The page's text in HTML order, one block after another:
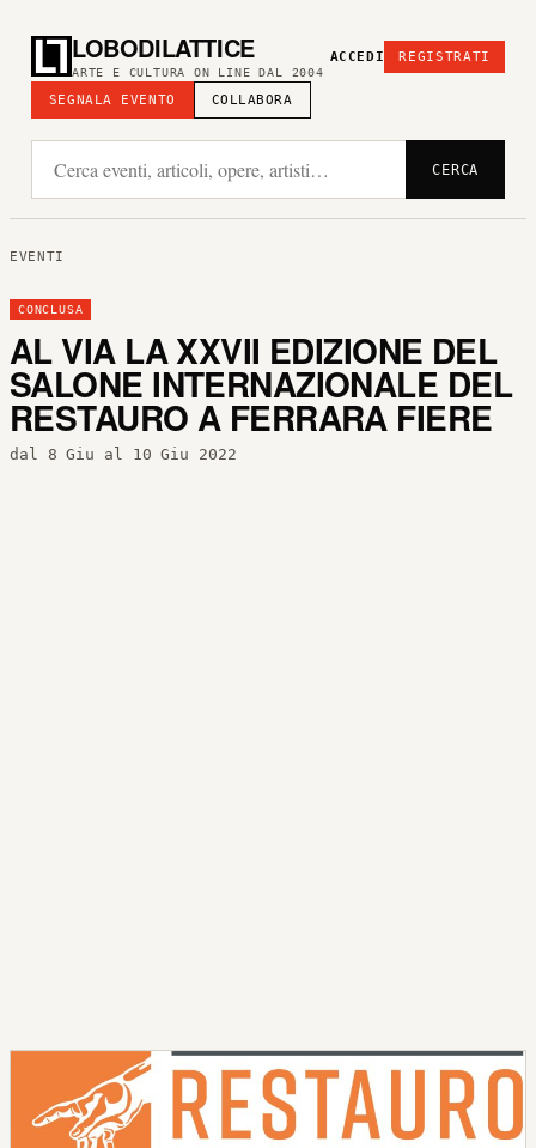
LOBODILATTICE
ARTE E CULTURA ON LINE DAL 2004
SEGNALA EVENTO COLLABORA
ACCEDI REGISTRATI
CERCA
EVENTI
CONCLUSA
AL VIA LA XXVII EDIZIONE DEL
SALONE INTERNAZIONALE DEL
RESTAURO A FERRARA FIERE
dal 8 Giu al 10 Giu 2022